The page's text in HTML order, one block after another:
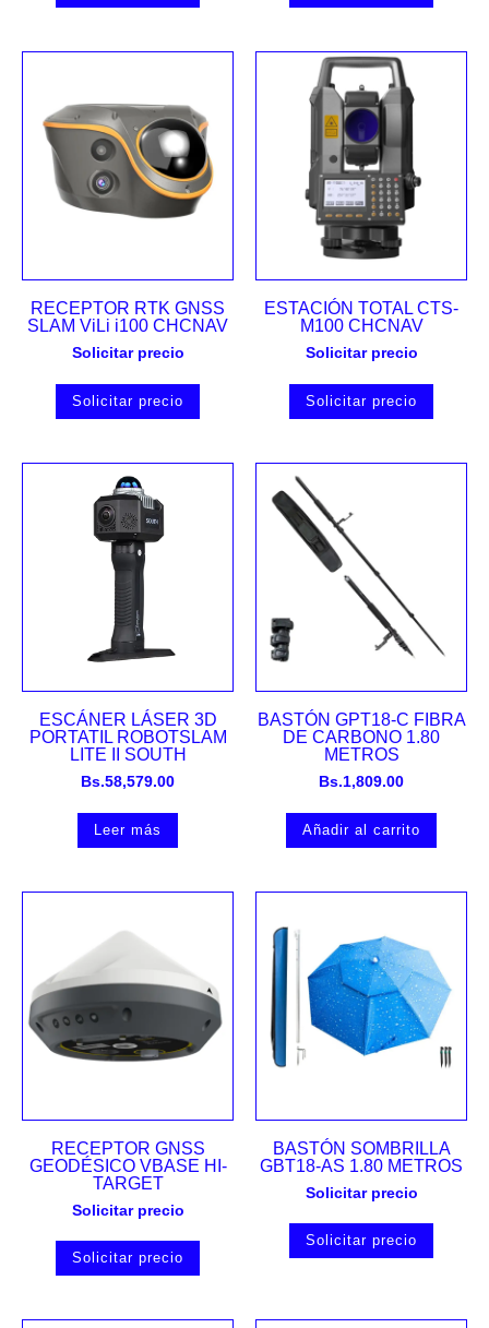
RECEPTOR RTK GNSS
SLAM ViLi i100 CHCNAV
Solicitar precio
Solicitar precio
ESTACIÓN TOTAL CTS-
M100 CHCNAV
Solicitar precio
Solicitar precio
ESCÁNER LÁSER 3D
PORTATIL ROBOTSLAM
LITE II SOUTH
Bs.58,579.00
Leer más
BASTÓN GPT18-C FIBRA
DE CARBONO 1.80
METROS
Bs.1,809.00
Añadir al carrito
RECEPTOR GNSS
GEODÉSICO VBASE HI-
TARGET
Solicitar precio
Solicitar precio
BASTÓN SOMBRILLA
GBT18-AS 1.80 METROS
Solicitar precio
Solicitar precio